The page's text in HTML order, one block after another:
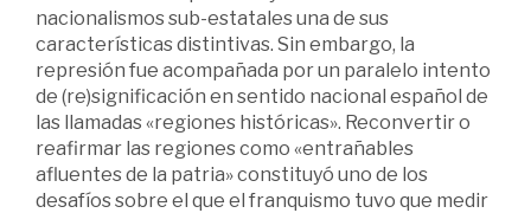
nacionalismos sub-estatales una de sus
características distintivas. Sin embargo, la
represión fue acompañada por un paralelo intento
de (re)significación en sentido nacional español de
las llamadas «regiones históricas». Reconvertir o
reafirmar las regiones como «entrañables
afluentes de la patria» constituyó uno de los
desafíos sobre el que el franquismo tuvo que medir